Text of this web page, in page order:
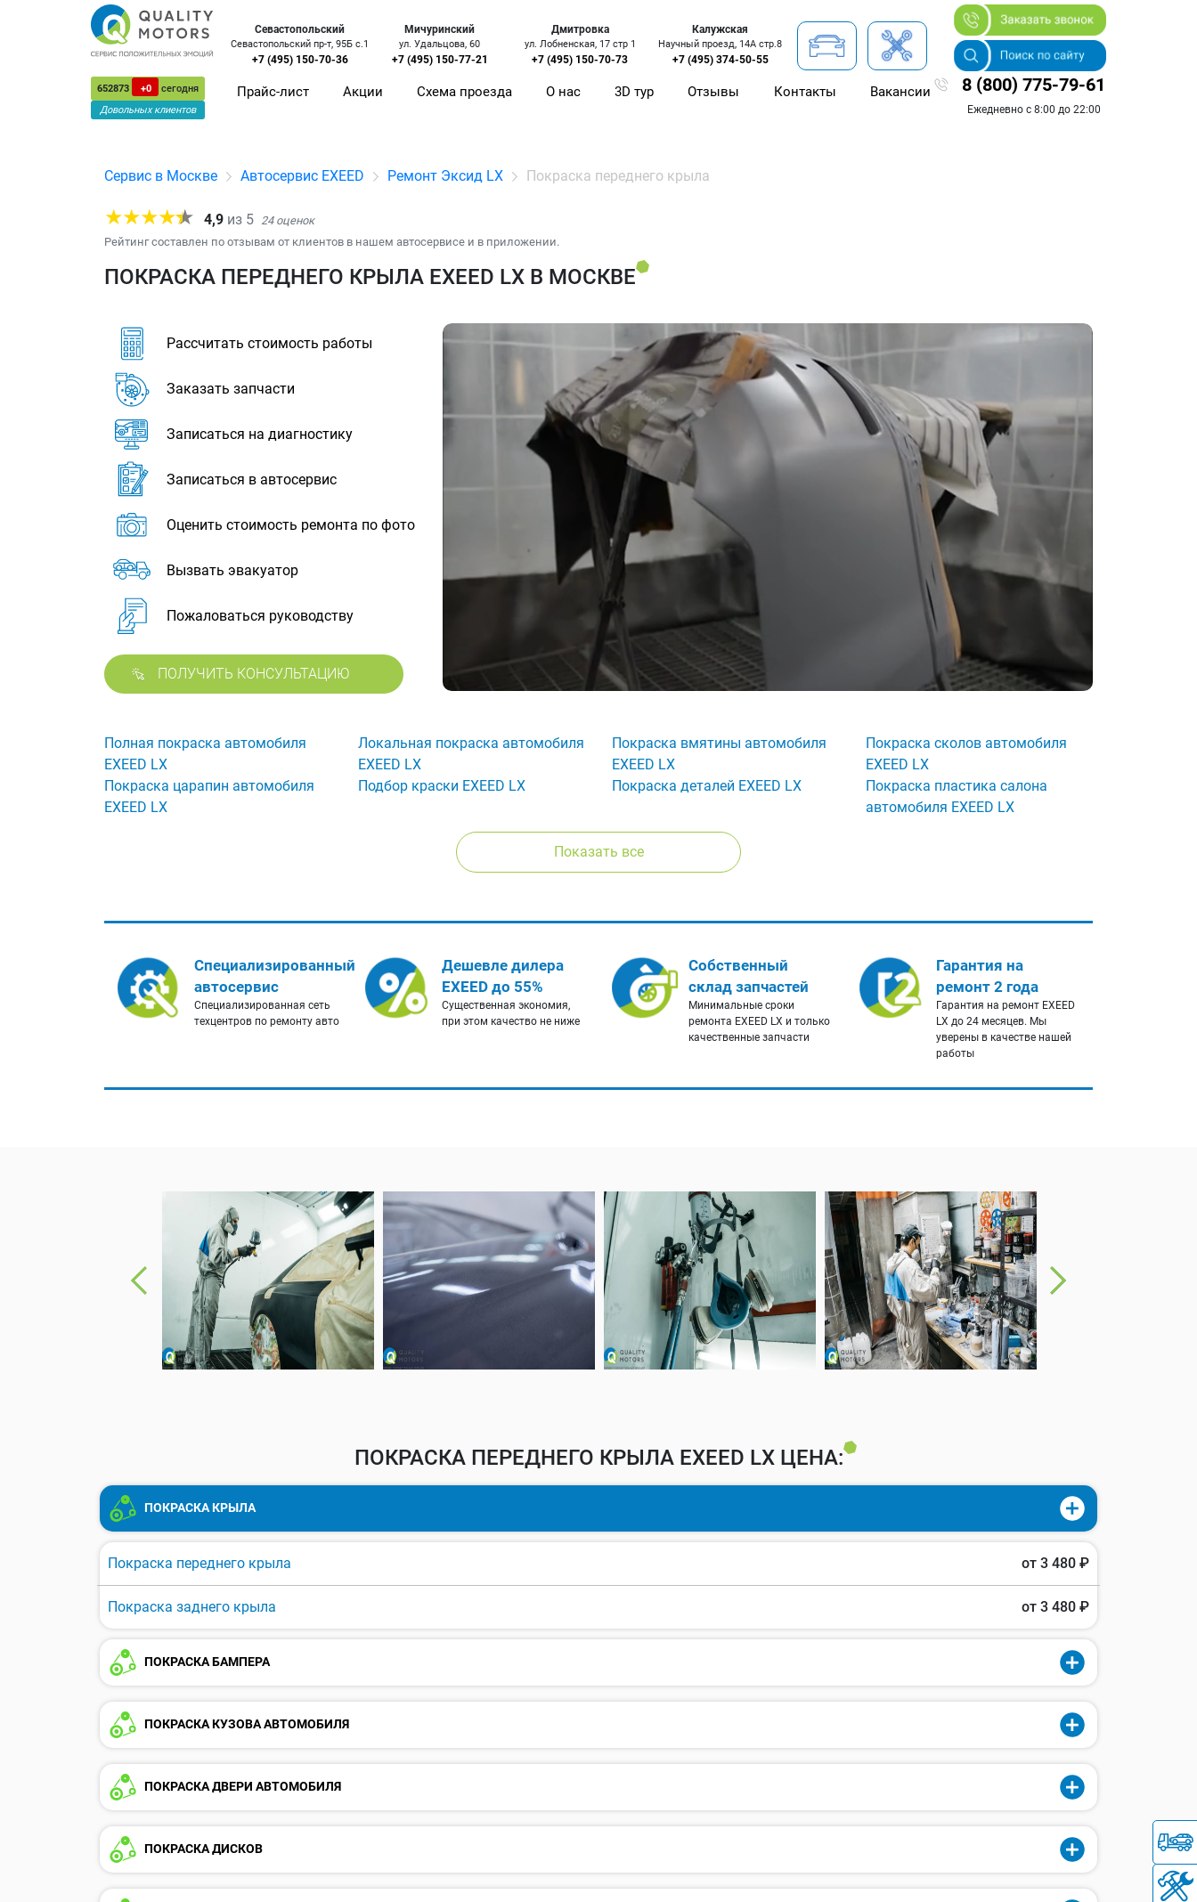
652873 +0
сегодня
Довольных клиентов
Севастопольский
Севастопольский пр-т, 95Б с.1
+7 (495) 150-70-36
Мичуринский
ул. Удальцова, 60
+7 (495) 150-77-21
Дмитровка
ул. Лобненская, 17 стр 1
+7 (495) 150-70-73
Калужская
Научный проезд, 14А стр.8
+7 (495) 374-50-55
Прайс-лист Акции Схема проезда О нас 3D тур Отзывы Контакты Вакансии 8 (800) 775-79-61
Ежедневно с 8:00 до 22:00
Сервис в Москве Автосервис EXEED Ремонт Эксид LX Покраска переднего крыла
4,9 из 5 24оценок
Рейтинг составлен по отзывам от клиентов в нашем автосервисе и в приложении.
ПОКРАСКА ПЕРЕДНЕГО КРЫЛА EXEED LX В МОСКВЕ
Рассчитать стоимость работы
Заказать запчасти
Записаться на диагностику
Записаться в автосервис
Оценить стоимость ремонта по фото
Вызвать эвакуатор
Пожаловаться руководству
ПОЛУЧИТЬ КОНСУЛЬТАЦИЮ
Полная покраска автомобиля
EXEED LX
Локальная покраска автомобиля
EXEED LX
Покраска вмятины автомобиля
EXEED LX
Покраска сколов автомобиля
EXEED LX
Покраска царапин автомобиля
EXEED LX
Подбор краски EXEED LX Покраска деталей EXEED LX
Покраска пластика салона
автомобиля EXEED LX
Показать все
Специализированный
автосервис
Специализированная сеть
техцентров по ремонту авто
Дешевле дилера
EXEED до 55%
Существенная экономия,
при этом качество не ниже
Собственный
склад запчастей
Минимальные сроки
ремонта EXEED LX и только
качественные запчасти
Гарантия на
ремонт 2 года
Гарантия на ремонт EXEED
LX до 24 месяцев. Мы
уверены в качестве нашей
работы
ПОКРАСКА ПЕРЕДНЕГО КРЫЛА EXEED LX ЦЕНА:
ПОКРАСКА КРЫЛА
Покраска переднего крыла от 3 480 ₽
Покраска заднего крыла от 3 480 ₽
ПОКРАСКА БАМПЕРА
ПОКРАСКА КУЗОВА АВТОМОБИЛЯ
ПОКРАСКА ДВЕРИ АВТОМОБИЛЯ
ПОКРАСКА ДИСКОВ